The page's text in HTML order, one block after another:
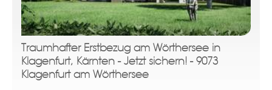
Traumhafter Erstbezug am Wörthersee in
Klagenfurt, Kärnten - Jetzt sichern! - 9073
Klagenfurt am Wörthersee